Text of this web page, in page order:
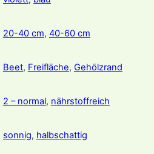
20-40 cm, 40-60 cm
Beet, Freifläche, Gehölzrand
2 – normal, nährstoffreich
sonnig, halbschattig